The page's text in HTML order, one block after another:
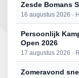
Zesde Bomans
16 augustus 2026 ·
Persoonlijk
Open 2026
17 augustus 2026 ·
Zomeravond